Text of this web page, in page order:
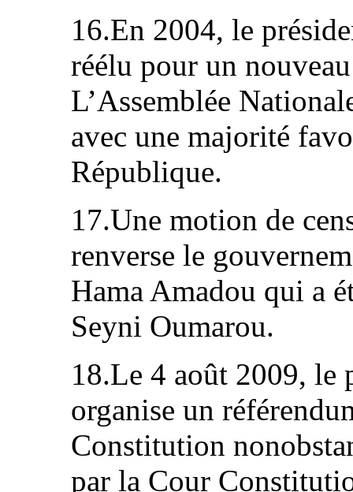
16.En 2004, le
réélu pour un
L’Assemblée
avec une majorité
République.
17.Une motion de
renverse le
Hama Amadou qui a
Seyni Oumarou.
18.Le 4 août 2009, le
organise un
Constitution
par la Cour